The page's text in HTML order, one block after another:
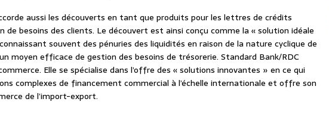
aussi les découverts en tant que produits pour les lettres de crédits
de besoins des clients. Le découvert est ainsi conçu comme la « solution idéale
souvent des pénuries des liquidités en raison de la nature cyclique de
moyen efficace de gestion des besoins de trésorerie. Standard Bank/RDC
Elle se spécialise dans l’offre des « solutions innovantes » en ce qui
complexes de financement commercial à l’échelle internationale et offre son
de l’import-export.